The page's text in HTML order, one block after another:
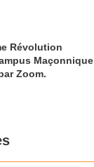
Révolution
Maçonnique
Zoom.